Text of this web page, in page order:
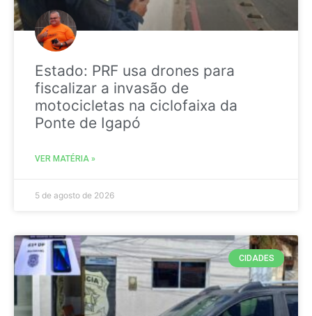
Estado: PRF usa drones para
fiscalizar a invasão de
motocicletas na ciclofaixa da
Ponte de Igapó
VER MATÉRIA »
5 de agosto de 2026
CIDADES